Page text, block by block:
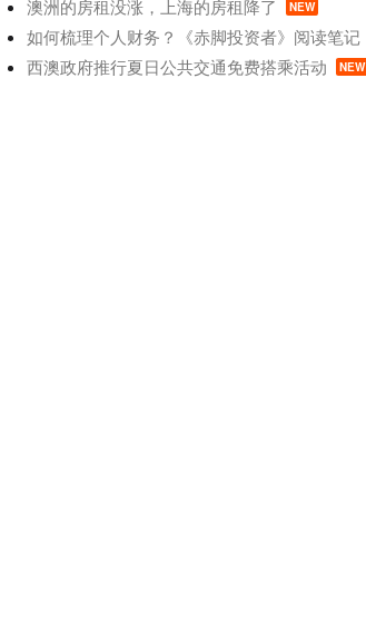
澳洲的房租没涨，上海的房租降了 NEW
如何梳理个人财务？《赤脚投资者》阅读笔记
西澳政府推行夏日公共交通免费搭乘活动 NEW